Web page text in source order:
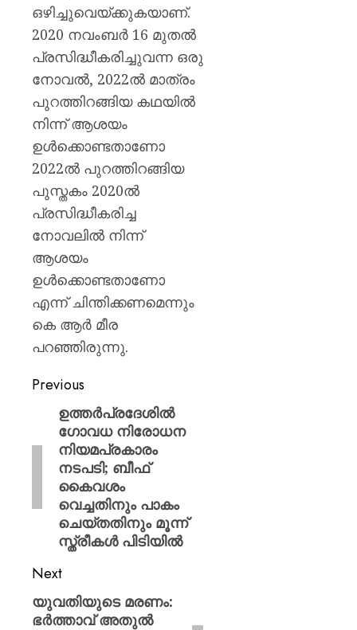
ഒഴിച്ചുവെയ്ക്കുകയാണ്.
2020 നവംബര്‍ 16 മുതല്‍
പ്രസിദ്ധീകരിച്ചുവന്ന ഒരു
നോവല്‍, 2022ല്‍ മാത്രം
പുറത്തിറങ്ങിയ കഥയില്‍
നിന്ന് ആശയം
ഉള്‍ക്കൊണ്ടതാണോ
2022ല്‍ പുറത്തിറങ്ങിയ
പുസ്തകം 2020ല്‍
പ്രസിദ്ധീകരിച്ച
നോവലില്‍ നിന്ന്
ആശയം
ഉള്‍ക്കൊണ്ടതാണോ
എന്ന് ചിന്തിക്കണമെന്നും
കെ ആര്‍ മീര
പറഞ്ഞിരുന്നു.
Previous
ഉത്തർപ്രദേശിൽ
ഗോവധ നിരോധന
നിയമപ്രകാരം
നടപടി; ബീഫ്
കൈവശം
വെച്ചതിനും പാകം
ചെയ്തതിനും മൂന്ന്
സ്ത്രീകൾ പിടിയിൽ
Next
യുവതിയുടെ മരണം:
ഭർത്താവ് അതുൽ